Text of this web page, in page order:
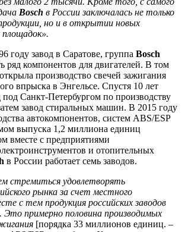
Bosch в России заключалась не только
но и в открытии новых
площадок».
году завод в Саратове, группа Bosch
ряд компонентов для двигателей. В том
производство свечей зажигания
впрыска в Энгельсе. Спустя 10 лет
под Санкт-Петербургом по производству
завод стиральных машин. В 2015 году
автокомпонентов, систем ABS/ESP
выпуска 1,2 миллиона единиц
вместе с предприятиями
и отопительных
в России работает семь заводов.
стремиться удовлетворять
рынка за счет местного
с тем продукция российских заводов
Это примерно половина производимых
[порядка 33 миллионов единиц. –